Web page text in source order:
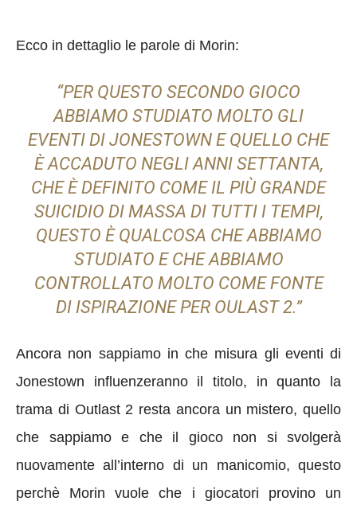
Ecco in dettaglio le parole di Morin:
“PER QUESTO SECONDO GIOCO
ABBIAMO STUDIATO MOLTO GLI
EVENTI DI JONESTOWN E QUELLO CHE
È ACCADUTO NEGLI ANNI SETTANTA,
CHE È DEFINITO COME IL PIÙ GRANDE
SUICIDIO DI MASSA DI TUTTI I TEMPI,
QUESTO È QUALCOSA CHE ABBIAMO
STUDIATO E CHE ABBIAMO
CONTROLLATO MOLTO COME FONTE
DI ISPIRAZIONE PER OULAST 2.”
Ancora non sappiamo in che misura gli eventi di
Jonestown influenzeranno il titolo, in quanto la
trama di Outlast 2 resta ancora un mistero, quello
che sappiamo e che il gioco non si svolgerà
nuovamente all’interno di un manicomio, questo
perchè Morin vuole che i giocatori provino un